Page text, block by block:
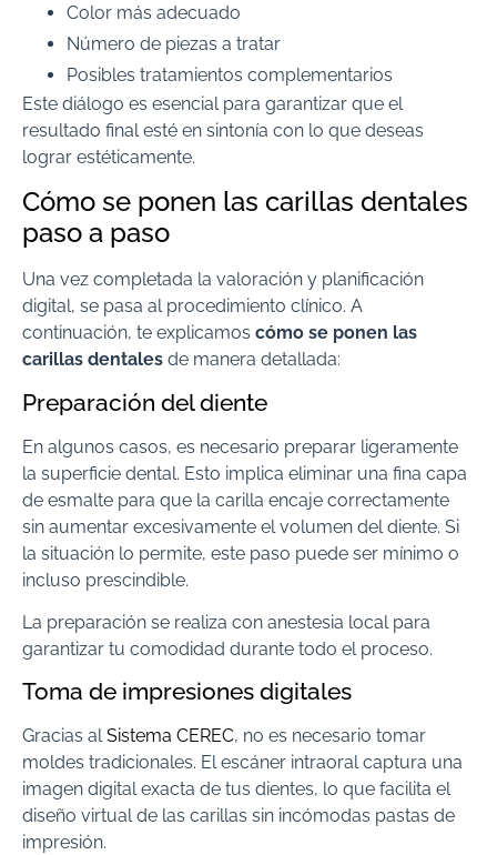
Color más adecuado
Número de piezas a tratar
Posibles tratamientos complementarios
Este diálogo es esencial para garantizar que el
resultado final esté en sintonía con lo que deseas
lograr estéticamente.
Cómo se ponen las carillas dentales
paso a paso
Una vez completada la valoración y planificación
digital, se pasa al procedimiento clínico. A
continuación, te explicamos cómo se ponen las
carillas dentales de manera detallada:
Preparación del diente
En algunos casos, es necesario preparar ligeramente
la superficie dental. Esto implica eliminar una fina capa
de esmalte para que la carilla encaje correctamente
sin aumentar excesivamente el volumen del diente. Si
la situación lo permite, este paso puede ser mínimo o
incluso prescindible.
La preparación se realiza con anestesia local para
garantizar tu comodidad durante todo el proceso.
Toma de impresiones digitales
Gracias alSistema CEREC, no es necesario tomar
moldes tradicionales. El escáner intraoral captura una
imagen digital exacta de tus dientes, lo que facilita el
diseño virtual de las carillas sin incómodas pastas de
impresión.